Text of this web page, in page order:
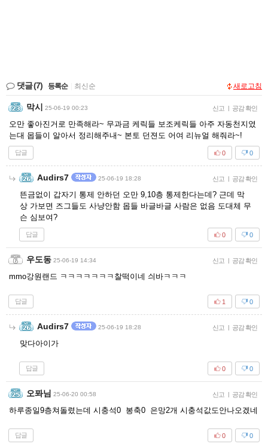
댓글(7) 등록순 최신순 새로고침
막시 25-06-19 00:23 신고 | 공감 확인
오만 좋아진거로 만족해라~ 무과금 케릭들 보조케릭들 아주 자동천지였
는대 몹들이 알아서 정리해주내~ 본토 던젼도 어여 리뉴얼 해줘라~!
답글 0
0
Audirs7 25-06-19 18:28 신고 | 공감 확인
뜬금없이 갑자기 통제 안하던 오만 9,10층 통제한다는데? 근데 막
상 가보면 즈그들도 사냥안함 몹들 바글바글 사람은 없음 도대체 무
슨 심보여?
답글 0
0
우도동 25-06-19 14:34 신고 | 공감 확인
mmo강원랜드 ㅋㅋㅋㅋㅋㅋㅋ찰떡이네 싀바ㅋㅋㅋ
답글 0
1
Audirs7 25-06-19 18:28 신고 | 공감 확인
맞다아이가
답글 0
0
오퐈님 25-06-20 00:58 신고 | 공감 확인
하루종일9층쳐돌렸는데 시충석0 봉축0 은망2개 시충석값도안나오겠네
답글 0
0